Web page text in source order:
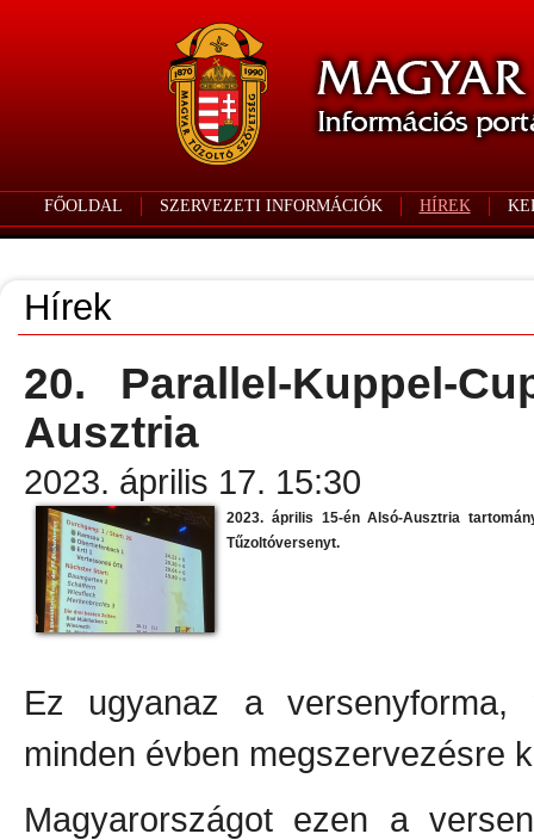
FŐOLDAL SZERVEZETI INFORMÁCIÓK HÍREK
Hírek
20. Parallel-Kuppel-
Ausztria
2023. április 17. 15:30
2023. április 15-én Alsó-Ausztria
Tűzoltóversenyt.
Ez ugyanaz a versenyforma,
minden évben megszervezésre
Magyarországot ezen a